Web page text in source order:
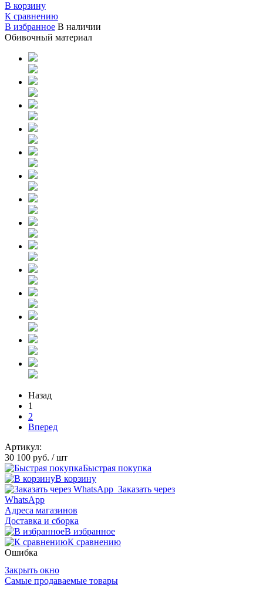
В корзину
К сравнению
В избранное В наличии
Обивочный материал
Назад
1
2
Вперед
Артикул:
30 100 руб. / шт
Быстрая покупка
В корзину
Заказать через
WhatsApp
Адреса магазинов
Доставка и сборка
В избранное
К сравнению
Ошибка
Закрыть окно
Самые продаваемые товары